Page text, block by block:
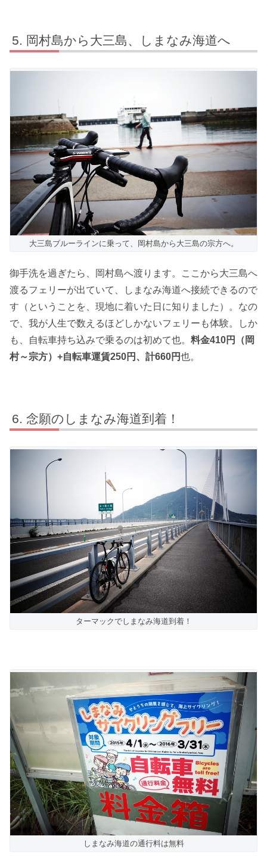
岡村島から大三島、しまなみ海道へ
大三島ブルーラインに乗って、岡村島から大三島の宗方へ。
御手洗を過ぎたら、岡村島へ渡ります。ここから大三島へ
渡るフェリーが出ていて、しまなみ海道へ接続できるので
す（ということを、現地に着いた日に知りました）。なの
で、我が人生で数えるほどしかないフェリーも体験。しか
も、自転車持ち込みで乗るのは初めて也。 料金410円（岡
村～宗方）+自転車運賃250円、計660円也。
念願のしまなみ海道到着！
ターマックでしまなみ海道到着！
しまなみ海道の通行料は無料